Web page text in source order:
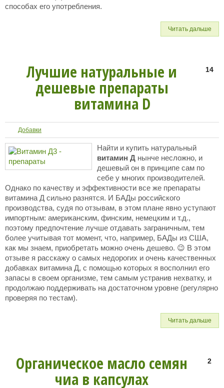
способах его употребления.
Читать дальше
14
Лучшие натуральные и
дешевые препараты
витамина D
Добавки
Найти и купить натуральный
витамин Д нынче несложно, и
дешевый он в принципе сам по
себе у многих производителей.
Однако по качеству и эффективности все же препараты
витамина Д сильно разнятся. И БАДы российского
производства, судя по отзывам, в этом плане явно уступают
импортным: американским, финским, немецким и т.д.,
поэтому предпочтение лучше отдавать заграничным, тем
более учитывая тот момент, что, например, БАДы из США,
как мы знаем, приобретать можно очень дешево. 😉 В этом
отзыве я расскажу о самых недорогих и очень качественных
добавках витамина Д, с помощью которых я восполнил его
запасы в своем организме, тем самым устранив нехватку, и
продолжаю поддерживать на достаточном уровне (регулярно
проверяя по тестам).
Читать дальше
2
Органическое масло семян
чиа в капсулах